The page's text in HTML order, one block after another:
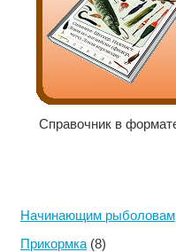
Справочник в
Начинающим рыболовам
Прикормка (8)